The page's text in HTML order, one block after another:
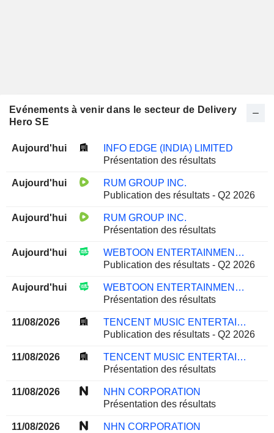
Evénements à venir dans le secteur de Delivery
Hero SE
Aujourd'hui
INFO EDGE (INDIA) LIMITED
Présentation des résultats
Aujourd'hui
RUM GROUP INC.
Publication des résultats - Q2 2026
Aujourd'hui
RUM GROUP INC.
Présentation des résultats
Aujourd'hui
WEBTOON ENTERTAINMENT INC.
Publication des résultats - Q2 2026
Aujourd'hui
WEBTOON ENTERTAINMENT INC.
Présentation des résultats
11/08/2026
TENCENT MUSIC ENTERTAINMENT GROUP
Publication des résultats - Q2 2026
11/08/2026
TENCENT MUSIC ENTERTAINMENT GROUP
Présentation des résultats
11/08/2026
NHN CORPORATION
Présentation des résultats
11/08/2026
NHN CORPORATION